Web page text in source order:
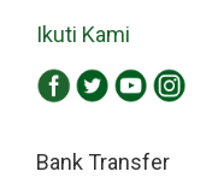
Ikuti Kami
Bank Transfer